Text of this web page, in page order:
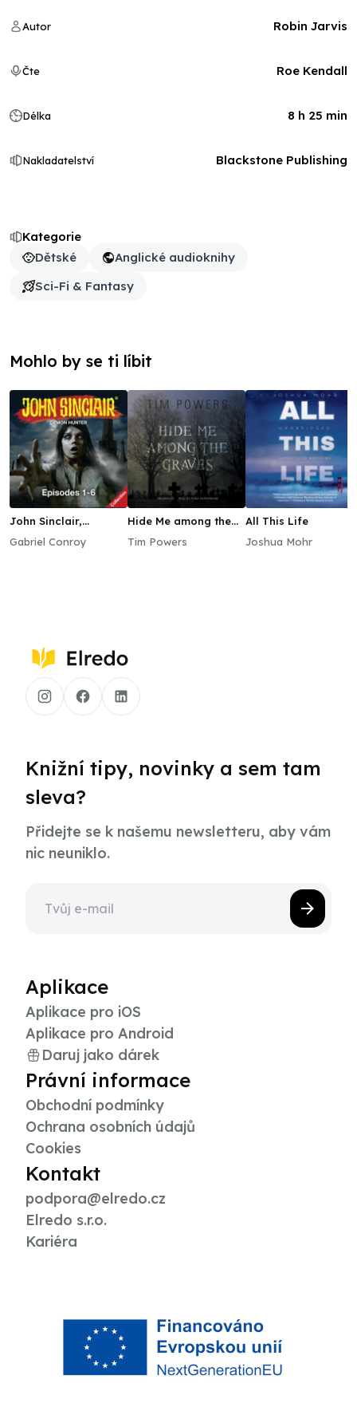
Kategorie
Dětské
Anglické audioknihy
Sci-Fi & Fantasy
Autor Robin Jarvis
Čte Roe Kendall
Délka 8 h 25 min
Nakladatelství Blackstone Publishing
Mohlo by se ti líbit
John Sinclair,
Gabriel Conroy
Hide Me among the
Tim Powers
All This Life
Joshua Mohr
Knižní tipy, novinky a sem tam
sleva?
Přidejte se k našemu newsletteru, aby vám
nic neuniklo.
Aplikace
Aplikace pro iOS
Aplikace pro Android
Daruj jako dárek
Právní informace
Obchodní podmínky
Ochrana osobních údajů
Cookies
Kontakt
podpora@elredo.cz
Elredo s.r.o.
Kariéra